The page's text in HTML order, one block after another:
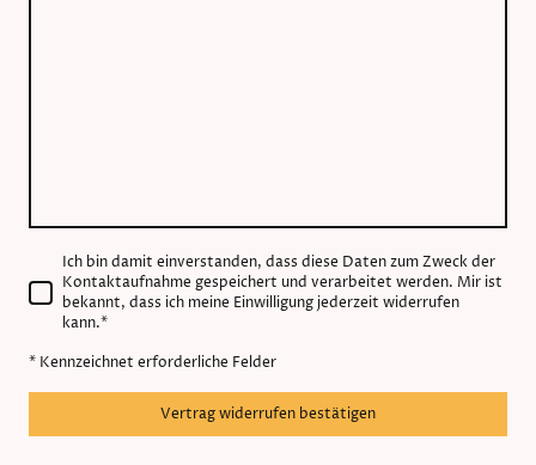
Ich bin damit einverstanden, dass diese Daten zum Zweck der
Kontaktaufnahme gespeichert und verarbeitet werden. Mir ist
bekannt, dass ich meine Einwilligung jederzeit widerrufen
kann.*
* Kennzeichnet erforderliche Felder
Vertrag widerrufen bestätigen